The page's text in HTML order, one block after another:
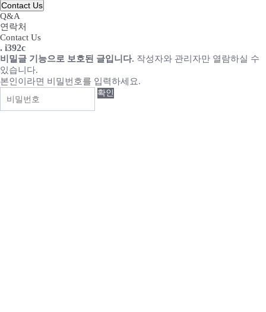
Contact Us
Q&A
연락처
Contact Us
. i392c
비밀글 기능으로 보호된 글입니다. 작성자와 관리자만 열람하실 수
있습니다.
본인이라면 비밀번호를 입력하세요.